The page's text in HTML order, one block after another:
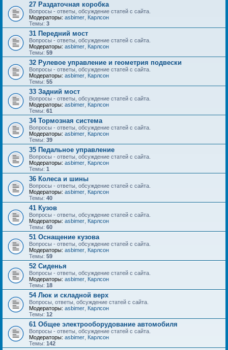
27 Раздаточная коробка
Вопросы - ответы, обсуждение статей с сайта.
Модераторы: asbimer Карлсон
Темы: 3
31 Передний мост
Вопросы - ответы, обсуждение статей с сайта.
Модераторы: asbimer Карлсон
Темы: 59
32 Рулевое управление и геометрия подвески
Вопросы - ответы, обсуждение статей с сайта.
Модераторы: asbimer Карлсон
Темы: 55
33 Задний мост
Вопросы - ответы, обсуждение статей с сайта.
Модераторы: asbimer Карлсон
Темы: 61
34 Тормозная система
Вопросы - ответы, обсуждение статей с сайта.
Модераторы: asbimer Карлсон
Темы: 39
35 Педальное управление
Вопросы - ответы, обсуждение статей с сайта.
Модераторы: asbimer Карлсон
Темы: 1
36 Колеса и шины
Вопросы - ответы, обсуждение статей с сайта.
Модераторы: asbimer Карлсон
Темы: 40
41 Кузов
Вопросы - ответы, обсуждение статей с сайта.
Модераторы: asbimer Карлсон
Темы: 60
51 Оснащение кузова
Вопросы - ответы, обсуждение статей с сайта.
Модераторы: asbimer Карлсон
Темы: 59
52 Сиденья
Вопросы - ответы, обсуждение статей с сайта.
Модераторы: asbimer Карлсон
Темы: 18
54 Люк и складной верх
Вопросы, ответы, обсуждение статей с сайта.
Модераторы: asbimer Карлсон
Темы: 12
61 Общее электрооборудование автомобиля
Вопросы - ответы, обсуждение статей с сайта.
Модераторы: asbimer Карлсон
Темы: 142